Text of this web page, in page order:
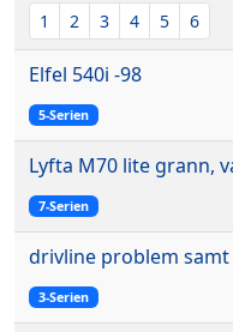
1 2 3 4 5 6
Elfel 540i -98
5-Serien
Lyfta M70 lite grann,
7-Serien
drivline problem
3-Serien